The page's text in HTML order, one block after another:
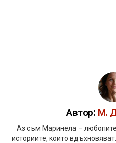
Автор: М.
Аз съм Маринела –
историите, които